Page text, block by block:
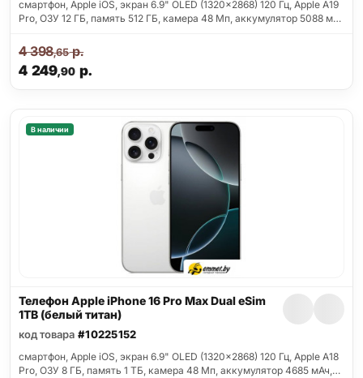
смартфон, Apple iOS, экран 6.9" OLED (1320x2868) 120 Гц, Apple A19
Pro, ОЗУ 12 ГБ, память 512 ГБ, камера 48 Мп, аккумулятор 5088 м…
4 249,90 р.
4 398,65р.
В наличии
Телефон Apple iPhone 16 Pro Max Dual eSim
1TB (белый титан)
код товара #10225152
смартфон, Apple iOS, экран 6.9" OLED (1320x2868) 120 Гц, Apple A18
Pro, ОЗУ 8 ГБ, память 1 ТБ, камера 48 Мп, аккумулятор 4685 мАч,…